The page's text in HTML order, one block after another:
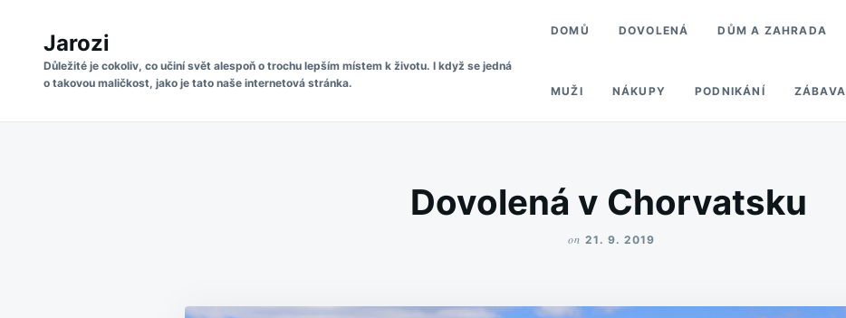
content
for:
Jarozi
Důležité je cokoliv, co učiní svět alespoň o trochu lepším místem k životu. I když se jedná
o takovou maličkost, jako je tato naše internetová stránka.
DOMŮ DOVOLENÁ DŮM A ZAHRADA
MUŽI NÁKUPY PODNIKÁNÍ ZÁBAVA
Dovolená v Chorvatsku
on 21. 9. 2019